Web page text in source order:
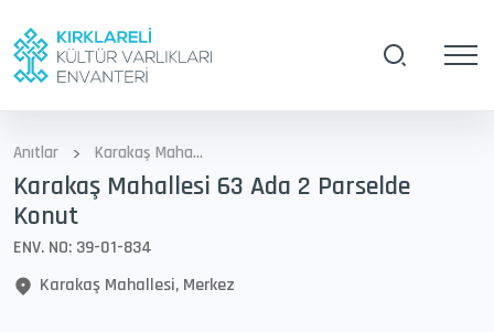
Anıtlar > Karakaş Mahallesi 63 Ada 2 Parselde Konut
Karakaş Mahallesi 63 Ada 2 Parselde
Konut
Karakaş Mahallesi, Merkez
ENV. NO: 39-01-834